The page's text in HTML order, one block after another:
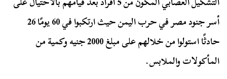
أسر جنود مصر في حرب اليمن حيث ارتكبوا في 60 يومًا 26
حادثًا استولوا من خلالهم على مبلغ 2000 جنيه وكمية من
المأكولات والملابس.